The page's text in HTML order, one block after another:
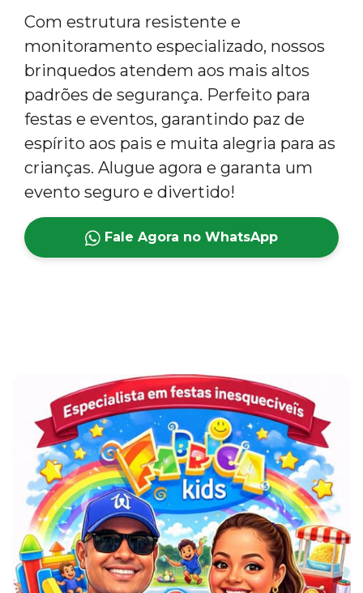
Com estrutura resistente e
monitoramento especializado, nossos
brinquedos atendem aos mais altos
padrões de segurança. Perfeito para
festas e eventos, garantindo paz de
espírito aos pais e muita alegria para as
crianças. Alugue agora e garanta um
evento seguro e divertido!
Fale Agora no WhatsApp